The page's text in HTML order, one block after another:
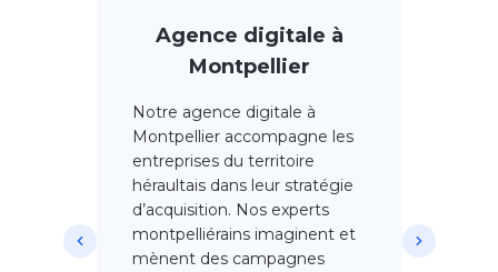
Agence digitale à
Montpellier
Notre agence digitale à
Montpellier accompagne les
entreprises du territoire
héraultais dans leur stratégie
d’acquisition. Nos experts
montpelliérains imaginent et
mènent des campagnes